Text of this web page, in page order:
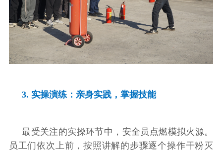
3. 实操演练：亲身实践，掌握技能
最受关注的实操环节中，安全员点燃模拟火源。
员工们依次上前，按照讲解的步骤逐个操作干粉灭